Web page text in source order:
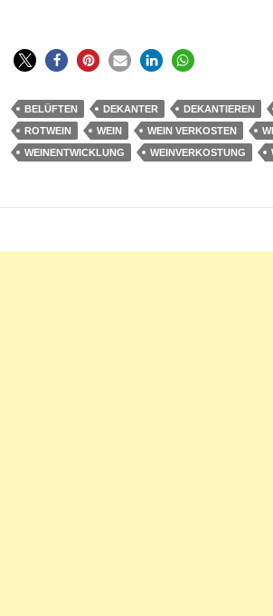
BELÜFTEN DEKANTER DEKANTIEREN
ROTWEIN
WEIN WEIN VERKOSTEN
WEINENTWICKLUNG
WEINVERKOSTUNG